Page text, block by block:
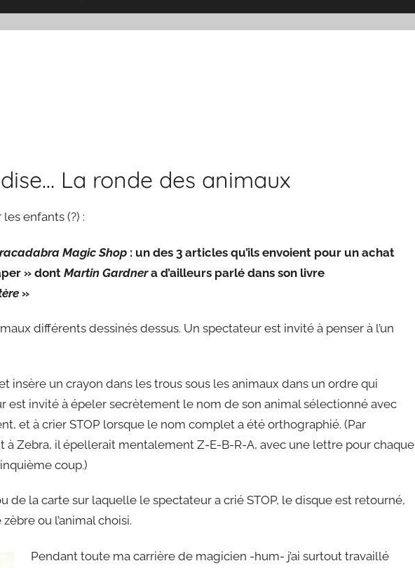
La ronde des animaux
enfants (?) :
Magic Shop : un des 3 articles qu’ils envoient pour un achat
» dont Martin Gardnera d’ailleurs parlé dans son livre
»
différents dessinés dessus. Un spectateur est invité à penser à l’un
insère un crayon dans les trous sous les animaux dans un ordre qui
est invité à épeler secrètement le nom de son animal sélectionné avec
et à crier STOP lorsque le nom complet a été orthographié. (Par
à Zebra, il épellerait mentalement Z-E-B-R-A, avec une lettre pour chaque
coup.)
de la carte sur laquelle le spectateur a crié STOP, le disque est retourné,
ou l’animal choisi.
Pendant toute ma carrière de magicien -hum- j’ai surtout travaillé